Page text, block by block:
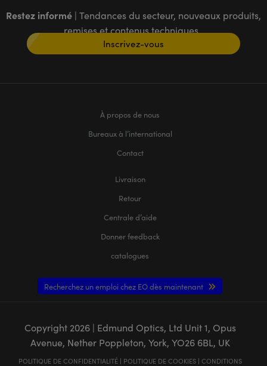
Restez informé | Tendances du secteur, nouveaux produits,
remises et contenus techniques
Inscrivez-vous
À propos de nous
Bureaux à l’international
Contact
Livraison
Retour
Centrale d’aide
Donner feedback
catalogues
Recherchez un emploi chez EO dès maintenant
Copyright 2026| Edmund Optics, Ltd Unit 1, Opus
Avenue, Nether Poppleton, York, YO26 6BL, UK
POLITIQUE DE CONFIDENTIALITÉ| POLITIQUE DE COOKIES| CONDITIONS